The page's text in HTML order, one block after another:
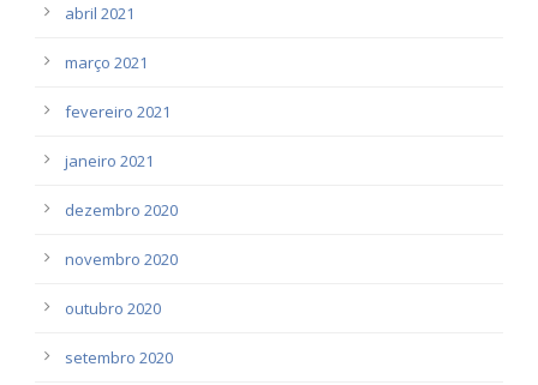
abril 2021
março 2021
fevereiro 2021
janeiro 2021
dezembro 2020
novembro 2020
outubro 2020
setembro 2020